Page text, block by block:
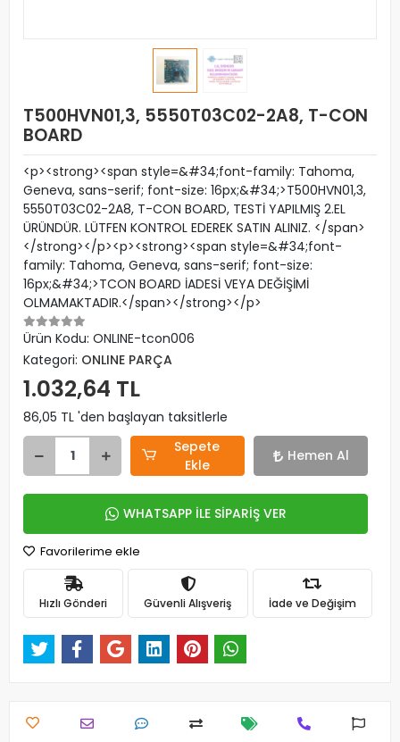
T500HVN01,3, 5550T03C02-2A8, T-CON
BOARD
<p><strong><span style=&#34;font-family: Tahoma,
Geneva, sans-serif; font-size: 16px;&#34;>T500HVN01,3,
5550T03C02-2A8, T-CON BOARD, TESTİ YAPILMIŞ 2.EL
ÜRÜNDÜR. LÜTFEN KONTROL EDEREK SATIN ALINIZ. </span>
</strong></p><p><strong><span style=&#34;font-
family: Tahoma, Geneva, sans-serif; font-size:
16px;&#34;>TCON BOARD İADESİ VEYA DEĞİŞİMİ
OLMAMAKTADIR.</span></strong></p>
Ürün Kodu: ONLINE-tcon006
Kategori: ONLINE PARÇA
1.032,64 TL
86,05 TL 'den başlayan taksitlerle
Sepete
Ekle
Hemen Al
WHATSAPP İLE SİPARİŞ VER
Favorilerime ekle
Hızlı Gönderi Güvenli Alışveriş İade ve Değişim